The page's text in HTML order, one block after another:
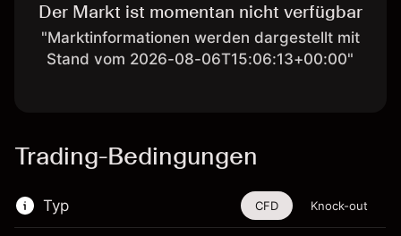
Der Markt ist momentan nicht verfügbar
"Marktinformationen werden dargestellt mit
Stand vom 2026-08-06T15:06:13+00:00"
Trading-Bedingungen
Typ CFD Knock-out